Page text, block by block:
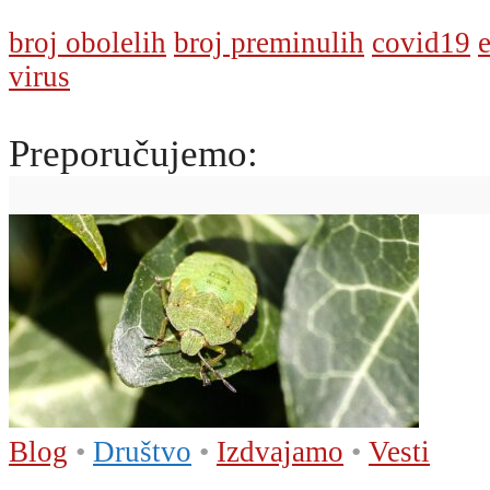
broj obolelih broj preminulih covid19
virus
Preporučujemo:
Blog • Društvo • Izdvajamo • Vesti